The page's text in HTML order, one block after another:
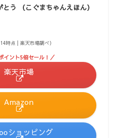
う （こぐまちゃんえほん）
時点 | 楽天市場調べ）
Amazon
イント5倍セール！／
楽天市場
ショッピング